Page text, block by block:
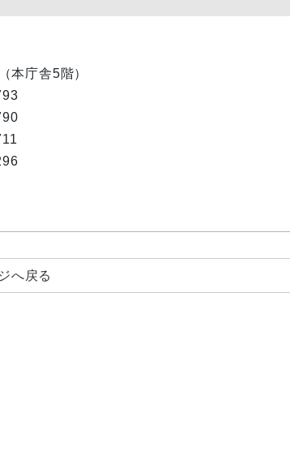
本庁舎5階）
へ戻る